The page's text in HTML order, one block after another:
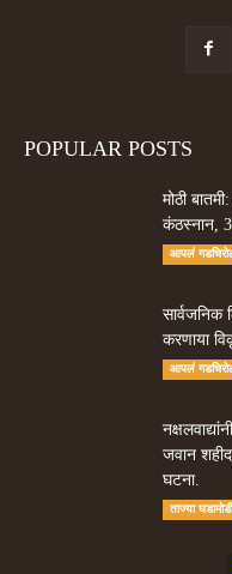
POPULAR POSTS
मोठी
कंठस्नान,
आपलं
सार्वजनिक
करणा­या
आपलं
जवान
घटना.
ताज्या घडामोडी